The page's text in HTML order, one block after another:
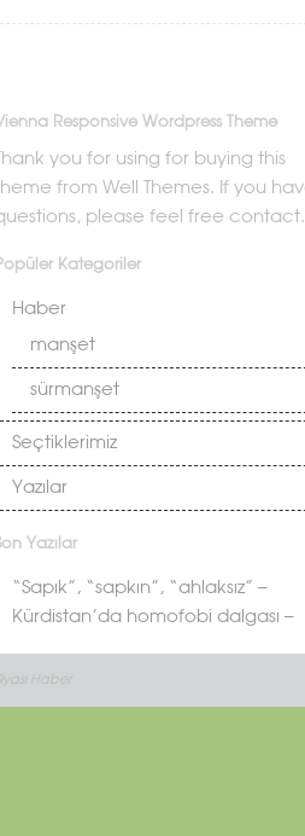
Responsive Wordpress Theme
Thank you for using for buying this
from Well Themes. If you
please feel free contact.
Kategoriler
Haber
manşet
sürmanşet
Seçtiklerimiz
Yazılar
Yazılar
“Sapık”, “sapkın”, “ahlaksız” –
Kürdistan’da homofobi dalgası –
Haber